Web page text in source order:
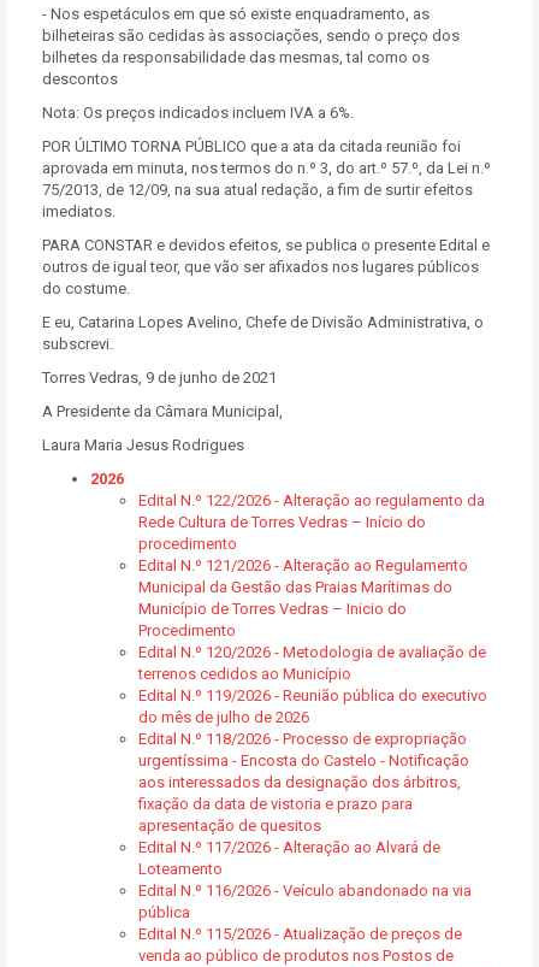
- Nos espetáculos em que só existe enquadramento, as
bilheteiras são cedidas às associações, sendo o preço dos
bilhetes da responsabilidade das mesmas, tal como os
descontos
Nota: Os preços indicados incluem IVA a 6%.
POR ÚLTIMO TORNA PÚBLICO que a ata da citada reunião foi
aprovada em minuta, nos termos do n.º 3, do art.º 57.º, da Lei n.º
75/2013, de 12/09, na sua atual redação, a fim de surtir efeitos
imediatos.
PARA CONSTAR e devidos efeitos, se publica o presente Edital e
outros de igual teor, que vão ser afixados nos lugares públicos
do costume.
E eu, Catarina Lopes Avelino, Chefe de Divisão Administrativa, o
subscrevi.
Torres Vedras, 9 de junho de 2021
A Presidente da Câmara Municipal,
Laura Maria Jesus Rodrigues
2026
Edital N.º 122/2026 - Alteração ao regulamento da
Rede Cultura de Torres Vedras – Início do
procedimento
Edital N.º 121/2026 - Alteração ao Regulamento
Municipal da Gestão das Praias Marítimas do
Município de Torres Vedras – Inicio do
Procedimento
Edital N.º 120/2026 - Metodologia de avaliação de
terrenos cedidos ao Município
Edital N.º 119/2026 - Reunião pública do executivo
do mês de julho de 2026
Edital N.º 118/2026 - Processo de expropriação
urgentíssima - Encosta do Castelo - Notificação
aos interessados da designação dos árbitros,
fixação da data de vistoria e prazo para
apresentação de quesitos
Edital N.º 117/2026 - Alteração ao Alvará de
Loteamento
Edital N.º 116/2026 - Veículo abandonado na via
pública
Edital N.º 115/2026 - Atualização de preços de
venda ao público de produtos nos Postos de